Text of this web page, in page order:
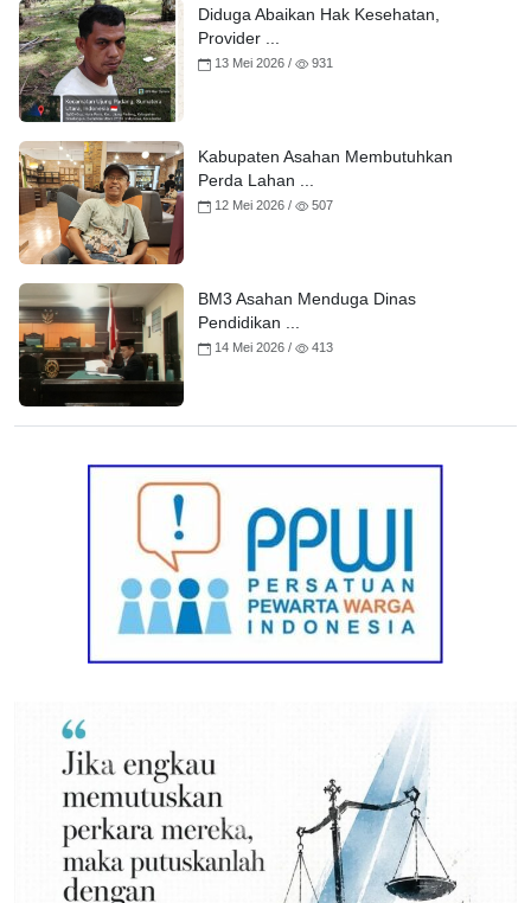
Diduga Abaikan Hak Kesehatan,
Provider ...
13 Mei 2026 / 931
Kabupaten Asahan Membutuhkan
Perda Lahan ...
12 Mei 2026 / 507
BM3 Asahan Menduga Dinas
Pendidikan ...
14 Mei 2026 / 413